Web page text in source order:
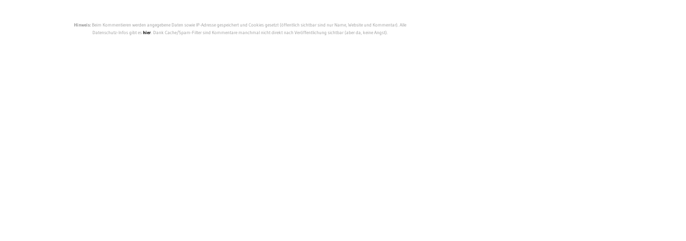
Hinweis:Beim Kommentieren werden angegebene Daten sowie IP-Adresse gespeichert und Cookies gesetzt (öffentlich sichtbar sind nur Name, Website und Kommentar). Alle
Datenschutz-Infos gibt eshier. Dank Cache/Spam-Filter sind Kommentare manchmal nicht direkt nach Veröffentlichung sichtbar (aber da, keine Angst).